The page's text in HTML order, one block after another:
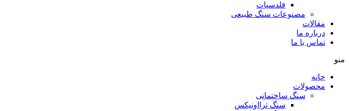
فلدسپات
مصنوعات سنگ طبیعی
مقالات
درباره ما
تماس با ما
منو
خانه
محصولات
سنگ ساختمانی
سنگ ترااونیکس